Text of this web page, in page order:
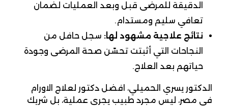
الدقيقة للمرضى قبل وبعد العمليات لضمان
تعافي سليم ومستدام.
نتائج علاجية مشهود لها: سجل حافل من
النجاحات التي أثبتت تحسّن صحة المرضى وجودة
حياتهم بعد العلاج.
الدكتور يسري الحميلي، افضل دكتور لعلاج الاورام
في مصر، ليس مجرد طبيب يجري عملية، بل شريك